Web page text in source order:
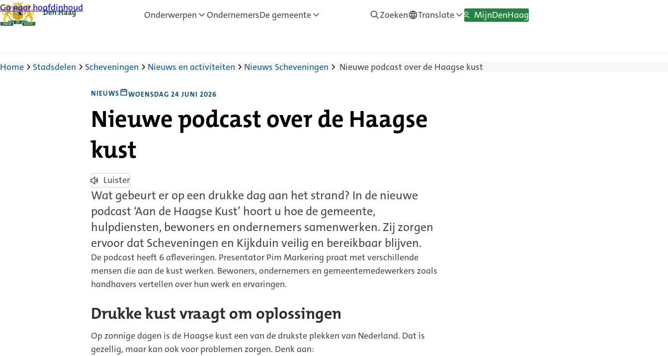
Ga naar hoofdinhoud
Onderwerpen OndernemersDe gemeente Zoeken Translate
—
MijnDenHaag
Home Stadsdelen Scheveningen Nieuws en activiteiten Nieuws Scheveningen Nieuwe podcast over de Haagse kust
NIEUWS WOENSDAG 24 JUNI 2026
Nieuwe podcast over de Haagse
kust
Luister
Wat gebeurt er op een drukke dag aan het strand? In de nieuwe
podcast ‘Aan de Haagse Kust’ hoort u hoe de gemeente,
hulpdiensten, bewoners en ondernemers samenwerken. Zij zorgen
ervoor dat Scheveningen en Kijkduin veilig en bereikbaar blijven.
De podcast heeft 6 afleveringen. Presentator Pim Markering praat met verschillende
mensen die aan de kust werken. Bewoners, ondernemers en gemeentemedewerkers zoals
handhavers vertellen over hun werk en ervaringen.
Drukke kust vraagt om oplossingen
Op zonnige dagen is de Haagse kust een van de drukste plekken van Nederland. Dat is
gezellig, maar kan ook voor problemen zorgen. Denk aan: